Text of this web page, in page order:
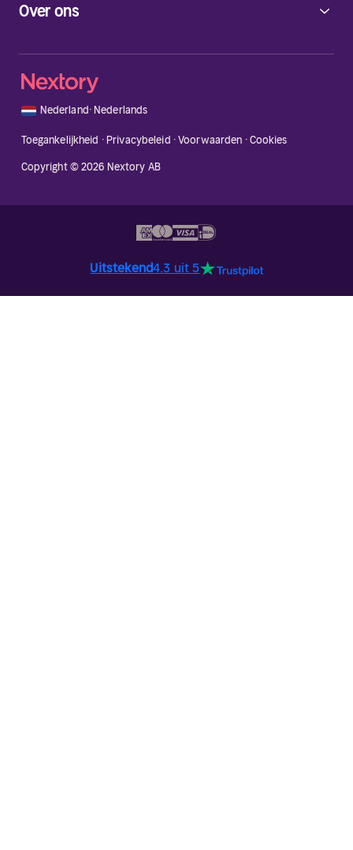
Over ons
🇳🇱 Nederland·Nederlands
Toegankelijkheid ·Privacybeleid ·Voorwaarden ·Cookies
Copyright © 2026 Nextory AB
Uitstekend4.3 uit 5